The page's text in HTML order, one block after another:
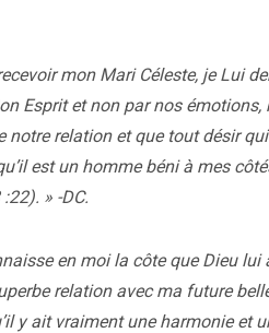
mon Mari Céleste, je Lui
Esprit et non par nos
relation et que tout désir
est un homme béni à mes
» -DC.
en moi la côte que Dieu lui
relation avec ma future
y ait vraiment une harmonie et